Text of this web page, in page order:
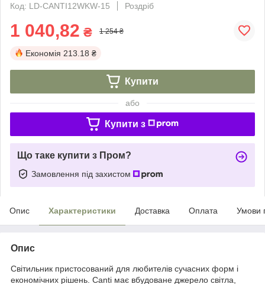
Код: LD-CANTI12WKW-15
Роздріб
1 040,82 ₴ 1 254 ₴
Економія 213.18 ₴
Купити
або
Купити з
Що таке купити з Пром?
Замовлення під захистом
Опис Характеристики Доставка Оплата Умови
Опис
Світильник пристосований для любителів сучасних форм і
економічних рішень. Canti має вбудоване джерело світла,